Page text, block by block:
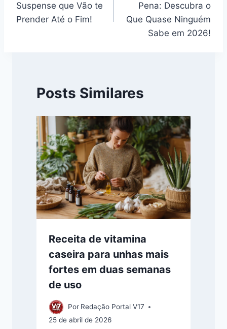
Post
Suspense que Vão te
Prender Até o Fim!
Pena: Descubra o
Que Quase Ninguém
Sabe em 2026!
Posts Similares
Receita de vitamina
caseira para unhas mais
fortes em duas semanas
de uso
Por Redação Portal V17
25 de abril de 2026